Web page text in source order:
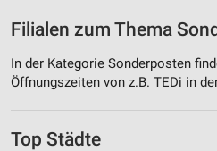
Filialen zum Thema
In der Kategorie Sonderposten
Öffnungszeiten von z.B. TEDi in
Top Städte